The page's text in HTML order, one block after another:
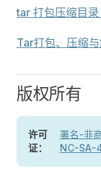
tar 打包压缩目
Tar打包、压缩
版权所有
许可
证：
署名-非
NC-SA-